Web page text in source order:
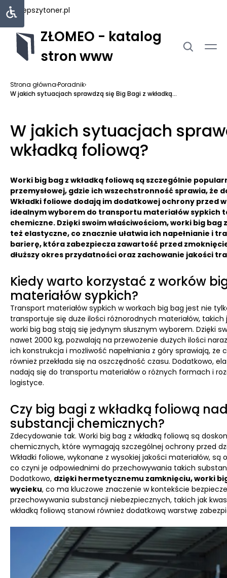
najlepszytoner.pl
ZŁOMEO - katalog
stron www
Strona główna›Poradnik›
W jakich sytuacjach sprawdzą się Big Bagi z wkładką...
W jakich sytuacjach
wkładką foliową?
Worki big bag z wkładką foliową są szczególnie
przemysłowej, gdzie ich wszechstronność sprawia, że
Wkładki foliowe dodają im dodatkowej ochrony przed
idealnym wyborem do transportu materiałów sypkich
chemiczne. Dzięki swoim właściwościom, worki big
też elastyczne, co znacznie ułatwia ich napełnianie i
barierę, która zabezpiecza zawartość przed
dłuższy okres przydatności oraz zachowanie jakości
Kiedy warto korzystać z worków
materiałów sypkich?
Transport materiałów sypkich w workach big bag jest nie
transportuje się duże ilości różnorodnych materiałów,
worki big bag stają się jedynym słusznym wyborem. Dzięki
nawet 2000 kg, pozwalają na przewożenie dużych ilości
ich konstrukcja i możliwość napełniania z góry sprawiają, że
również przekłada się na oszczędność czasu. Dodatkowo,
nadają się do transportu materiałów o różnych formach i
logistyce.
Czy big bagi z wkładką foliową
substancji chemicznych?
Zdecydowanie tak. Worki big bag z wkładką foliową są
chemicznych, które wymagają szczególnej ochrony przed
Wkładki foliowe, wykonane z wysokiej jakości materiałów,
co czyni je odpowiednimi do przechowywania takich
Dodatkowo, dzięki hermetycznemu zamknięciu, worki
wycieku, co ma kluczowe znaczenie w kontekście
przechowywania substancji niebezpiecznych, takich jak
wkładką foliową stanowi również dodatkową warstwę